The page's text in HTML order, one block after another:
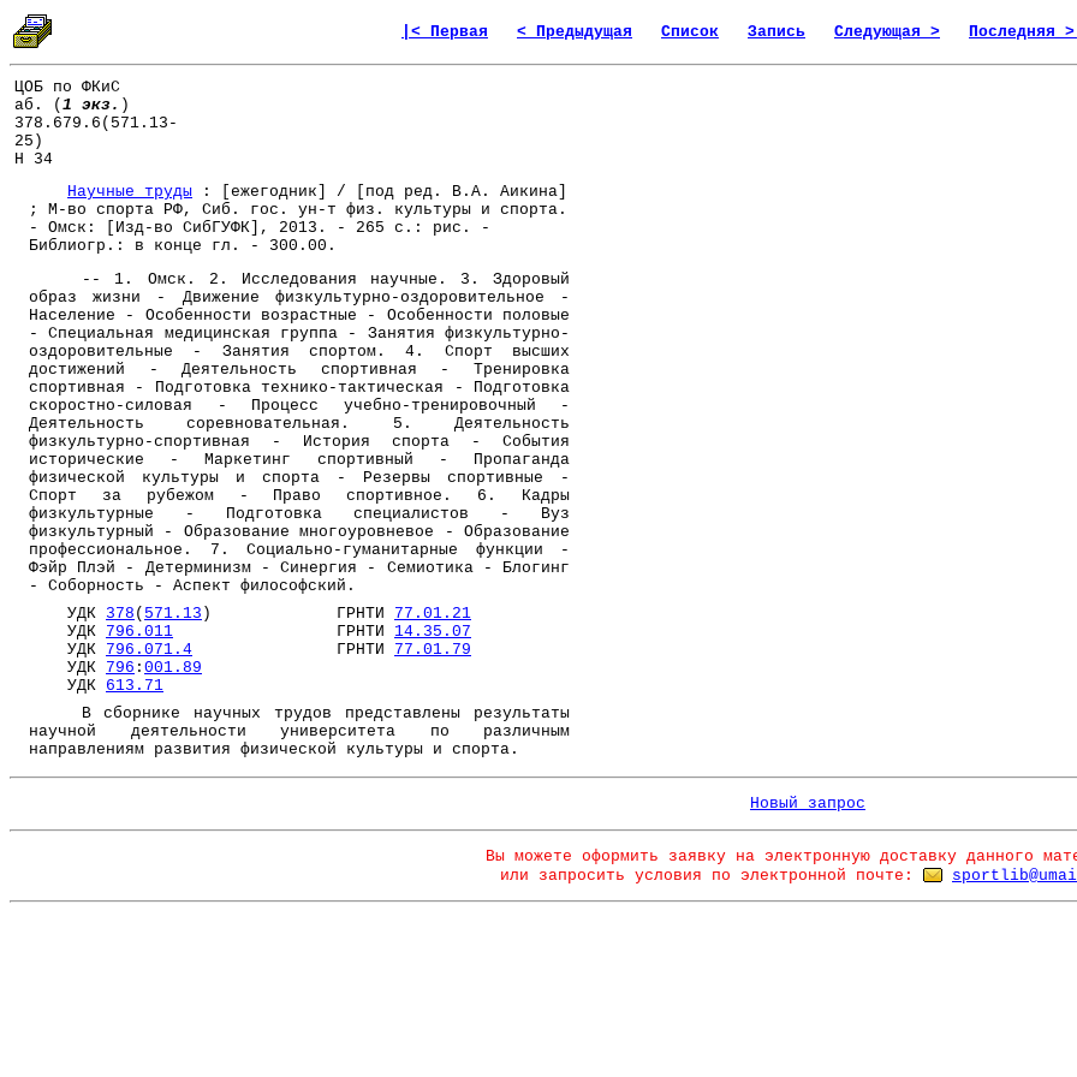
|< Первая < Предыдущая Список Запись Следующая > Последняя >|
ЦОБ по ФКиС
аб. ( 1 экз. )
378.679.6(571.13-
25)
Н 34
Научные труды : [ежегодник] / [под ред. В.А. Аикина]
; М-во спорта РФ, Сиб. гос. ун-т физ. культуры и спорта.
- Омск: [Изд-во СибГУФК], 2013. - 265 с.: рис. -
Библиогр.: в конце гл. - 300.00.
-- 1. Омск. 2. Исследования научные. 3. Здоровый
образ жизни - Движение физкультурно-оздоровительное -
Население - Особенности возрастные - Особенности половые
- Специальная медицинская группа - Занятия физкультурно-
оздоровительные - Занятия спортом. 4. Спорт высших
достижений - Деятельность спортивная - Тренировка
спортивная - Подготовка технико-тактическая - Подготовка
скоростно-силовая - Процесс учебно-тренировочный -
Деятельность соревновательная. 5. Деятельность
физкультурно-спортивная - История спорта - События
исторические - Маркетинг спортивный - Пропаганда
физической культуры и спорта - Резервы спортивные -
Спорт за рубежом - Право спортивное. 6. Кадры
физкультурные - Подготовка специалистов - Вуз
физкультурный - Образование многоуровневое - Образование
профессиональное. 7. Социально-гуманитарные функции -
Фэйр Плэй - Детерминизм - Синергия - Семиотика - Блогинг
- Соборность - Аспект философский.
УДК 378 ( 571.13 ) ГРНТИ 77.01.21
УДК 796.011 ГРНТИ 14.35.07
УДК 796.071.4 ГРНТИ 77.01.79
УДК 796 : 001.89
УДК 613.71
В сборнике научных трудов представлены результаты
научной деятельности университета по различным
направлениям развития физической культуры и спорта.
Новый запрос
Вы можете оформить заявку на электронную доставку данного
или запросить условия по электронной почте: